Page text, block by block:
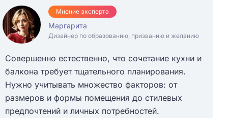
Мнение эксперта
Маргарита
Дизайнер по образованию, призванию и желанию
Совершенно естественно, что сочетание кухни и
балкона требует тщательного планирования.
Нужно учитывать множество факторов: от
размеров и формы помещения до стилевых
предпочтений и личных потребностей.